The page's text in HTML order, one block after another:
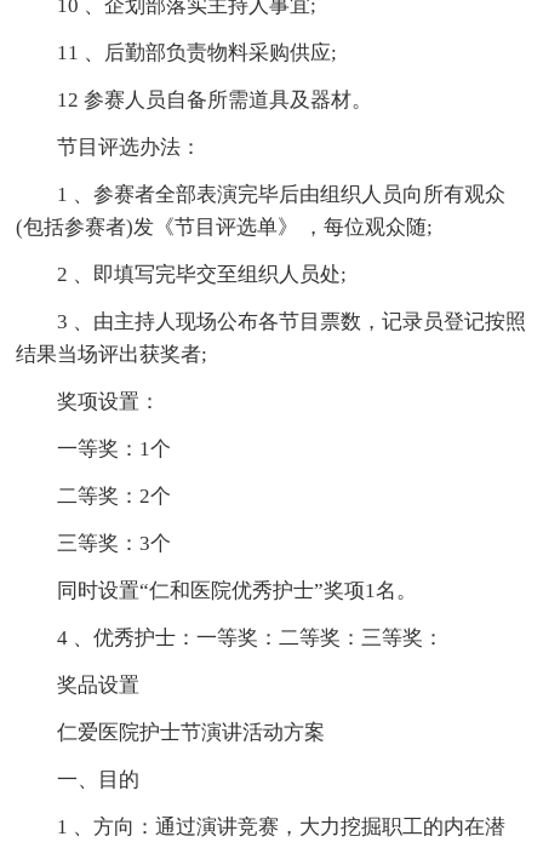
10 、企划部落实主持人事宜;
11 、后勤部负责物料采购供应;
12 参赛人员自备所需道具及器材。
节目评选办法：
1 、参赛者全部表演完毕后由组织人员向所有观众
(包括参赛者)发《节目评选单》 ，每位观众随;
2 、即填写完毕交至组织人员处;
3 、由主持人现场公布各节目票数，记录员登记按照
结果当场评出获奖者;
奖项设置：
一等奖：1个
二等奖：2个
三等奖：3个
同时设置“仁和医院优秀护士”奖项1名。
4 、优秀护士：一等奖：二等奖：三等奖：
奖品设置
仁爱医院护士节演讲活动方案
一、目的
1 、方向：通过演讲竞赛，大力挖掘职工的内在潜